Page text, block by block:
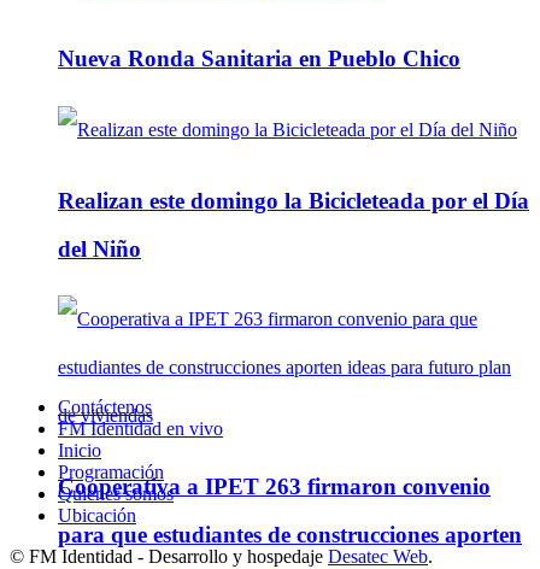
Nueva Ronda Sanitaria en Pueblo Chico
Realizan este domingo la Bicicleteada por el Día
del Niño
Cooperativa a IPET 263 firmaron convenio
para que estudiantes de construcciones aporten
Contáctenos
FM Identidad en vivo
Inicio
Programación
Quienes somos
Ubicación
© FM Identidad - Desarrollo y hospedaje Desatec Web.